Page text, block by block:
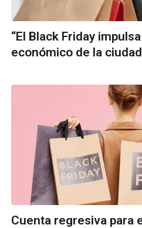
“El Black Friday
económico de la
Cuenta regresiva para